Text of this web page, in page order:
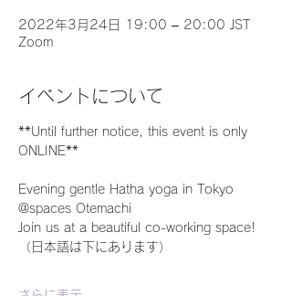
2022年3月24日 19:00 – 20:00 JST
Zoom
イベントについて
**Until further notice, this event is only
ONLINE**​
Evening gentle Hatha yoga in Tokyo
@spaces Otemachi​
Join us at a beautiful co-working space!​
（日本語は下にあります）​